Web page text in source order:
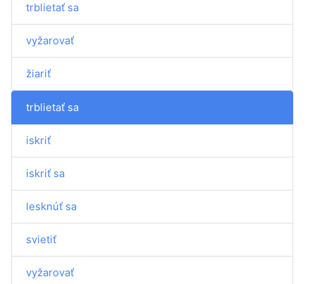
trblietať sa
vyžarovať
žiariť
trblietať sa
iskriť
iskriť sa
lesknúť sa
svietiť
vyžarovať